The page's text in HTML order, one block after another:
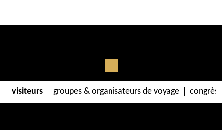
visiteurs groupes & organisateurs de voyage congrès